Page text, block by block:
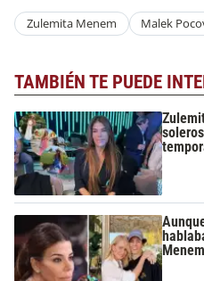
Zulemita Menem Malek
TAMBIÉN TE PUEDE